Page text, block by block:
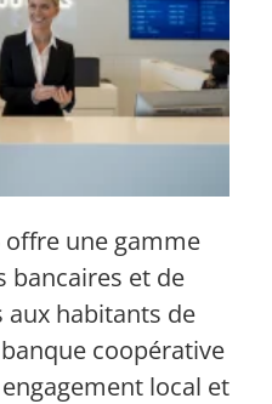
offre une gamme
bancaires et de
habitants de
coopérative
local et